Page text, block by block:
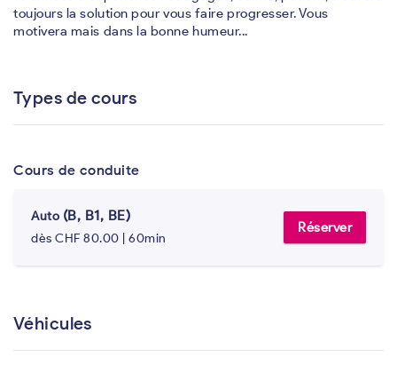
toujours la solution pour vous faire progresser. Vous
motivera mais dans la bonne humeur...
Types de cours
Cours de conduite
Auto (B, B1, BE)
dès CHF 80.00 | 60min
Réserver
Véhicules